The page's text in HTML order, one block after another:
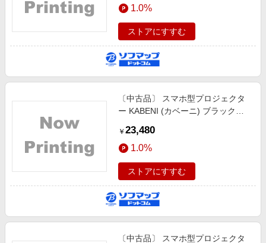
1.0%
ストアにすすむ
〔中古品〕 スマホ型プロジェクタ
ー KABENI (カベーニ) ブラック
￥ 23,480
1.0%
ストアにすすむ
〔中古品〕 スマホ型プロジェクタ